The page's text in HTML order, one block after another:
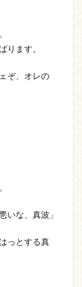
ります。
ぞ、オレの
いな、真波」
っとする真